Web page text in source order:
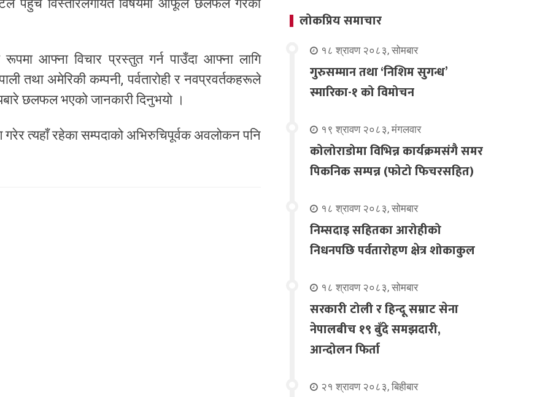
पहुँच विस्तारलगायत विषयमा आफूले छलफल गरेको
आफ्ना विचार प्रस्तुत गर्न पाउँदा आफ्ना लागि
तथा अमेरिकी कम्पनी, पर्वतारोही र नवप्रवर्तकहरूले
छलफल भएको जानकारी दिनुभयो ।
गरेर त्यहाँ रहेका सम्पदाको अभिरुचिपूर्वक अवलोकन पनि
लोकप्रिय समाचार
१८ श्रावण २०८३, सोमबार
गुरुसम्मान तथा ‘निशिम सुगन्ध’
स्मारिका-१ को विमोचन
१९ श्रावण २०८३, मंगलवार
कोलोराडोमा विभिन्न कार्यक्रमसंगै समर
पिकनिक सम्पन्न (फोटो फिचरसहित)
१८ श्रावण २०८३, सोमबार
निम्सदाइ सहितका आरोहीको
निधनपछि पर्वतारोहण क्षेत्र शोकाकुल
१८ श्रावण २०८३, सोमबार
सरकारी टोली र हिन्दू सम्राट सेना
नेपालबीच १९ बुँदे समझदारी,
आन्दोलन फिर्ता
२१ श्रावण २०८३, बिहीबार